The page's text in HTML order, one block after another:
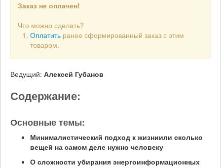
Заказ не оплачен!
Что можно сделать?
Оплатить ранее сформированный заказ с этим
товаром.
Ведущий: Алексей Губанов
Содержание:
Основные темы:
Минималистический подход к жизниили сколько
вещей на самом деле нужно человеку
О сложности убирания энергоинформационных